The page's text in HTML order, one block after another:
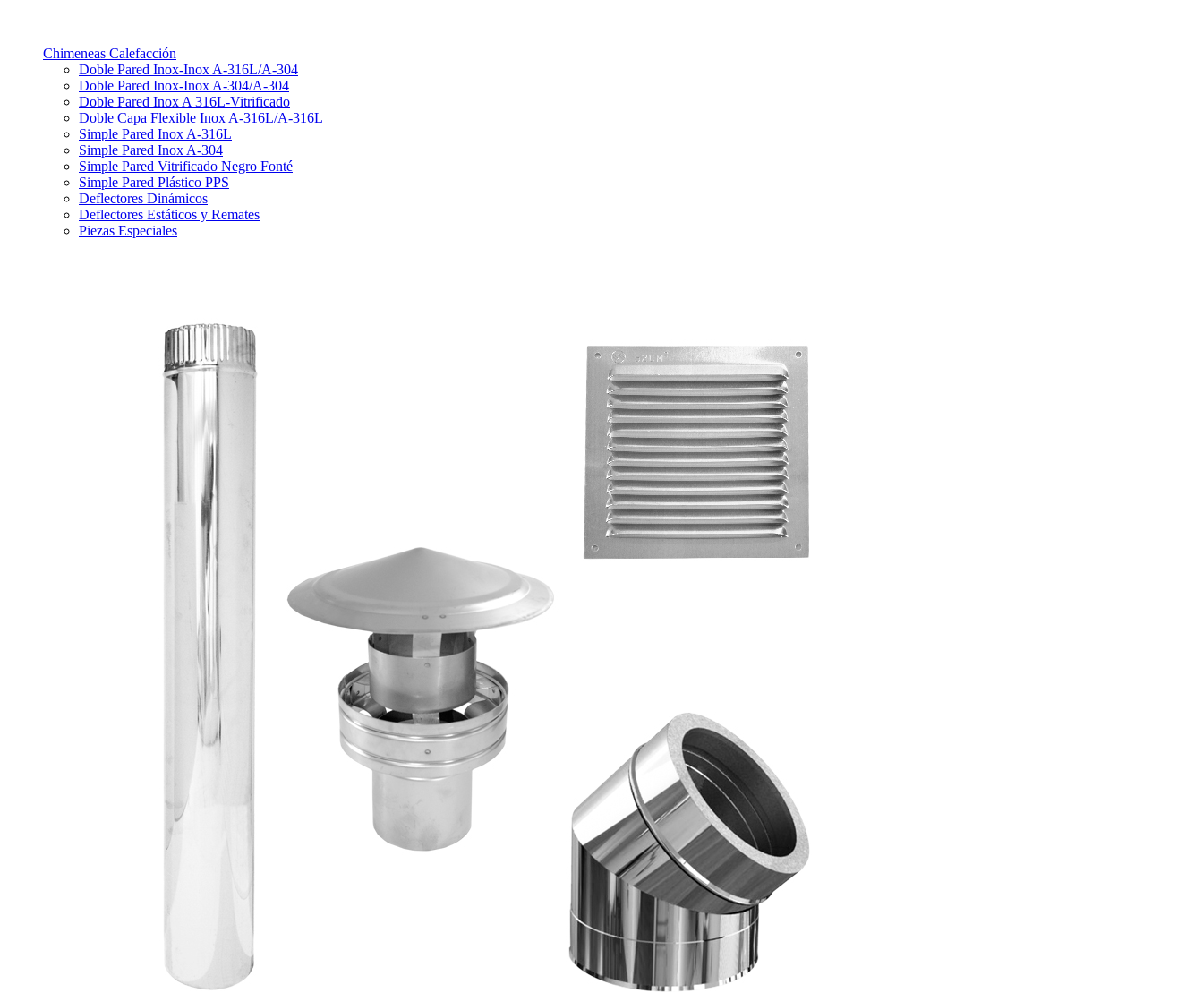
Chimeneas Calefacción
Doble Pared Inox-Inox A-316L/A-304
Doble Pared Inox-Inox A-304/A-304
Doble Pared Inox A 316L-Vitrificado
Doble Capa Flexible Inox A-316L/A-316L
Simple Pared Inox A-316L
Simple Pared Inox A-304
Simple Pared Vitrificado Negro Fonté
Simple Pared Plástico PPS
Deflectores Dinámicos
Deflectores Estáticos y Remates
Piezas Especiales